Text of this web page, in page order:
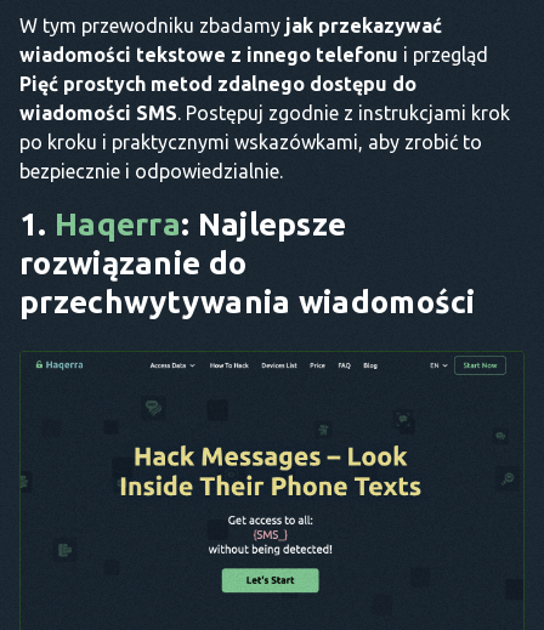
W tym przewodniku zbadamy jak przekazywać
wiadomości tekstowe z innego telefonu i przegląd
Pięć prostych metod zdalnego dostępu do
wiadomości SMS. Postępuj zgodnie z instrukcjami krok
po kroku i praktycznymi wskazówkami, aby zrobić to
bezpiecznie i odpowiedzialnie.
1. Haqerra: Najlepsze
rozwiązanie do
przechwytywania wiadomości